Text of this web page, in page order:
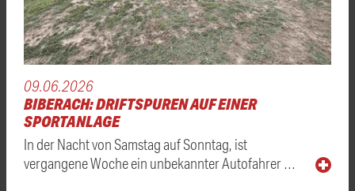
09.06.2026
BIBERACH: DRIFTSPUREN AUF EINER
SPORTANLAGE
In der Nacht von Samstag auf Sonntag, ist
vergangene Woche ein unbekannter Autofahrer …